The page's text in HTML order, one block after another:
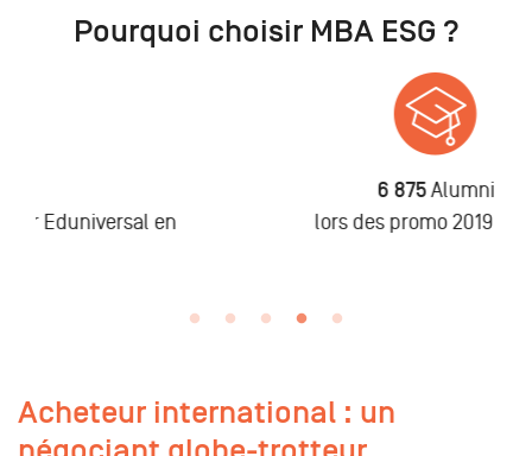
Pourquoi choisir MBA ESG ?
lors des promo 2019 à 2025
Acheteur international : un